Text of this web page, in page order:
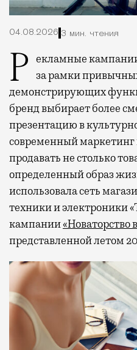
04.08.2026 3 мин. чтения
Рекламные кампании техники редко выходят
за рамки
демонстрирующих
бренд выбирает более
презентацию в
современный маркетинг
продавать не столько
определенный образ
использовала сеть
техники и электроники
кампании«Новаторство
представленной летом